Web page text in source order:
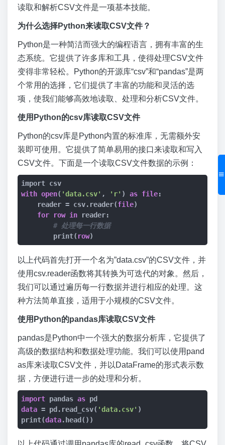
读取和解析CSV文件是一项基本技能。
为什么选择Python来读取CSV文件？
Python是一种简洁而强大的编程语言，拥有丰富的生
态系统。它提供了许多库和工具，使得处理CSV文件
变得非常轻松。Python的开源库“csv”和“pandas”是两
个常用的选择，它们提供了丰富的功能和灵活的选
项，使我们能够高效地读取、处理和分析CSV文件。
使用Python的csv库读取CSV文件
Python的csv库是Python内置的标准库，无需额外安
装即可使用。它提供了简单易用的接口来读取和写入
CSV文件。下面是一个读取CSV文件数据的示例：
with open( 'data.csv' , 'r' ) as file:
    reader = csv.reader(
file)
for
row in reader:
# 处理每一行数据
        print(
row
以上代码首先打开一个名为”data.csv”的CSV文件，并
使用csv.reader函数将其转换为可迭代的对象。然后，
我们可以通过遍历每一行数据并进行相应的处理。这
种方法简单直接，适用于小规模的CSV文件。
使用Python的pandas库读取CSV文件
pandas是Python中一个强大的数据分析库，它提供了
高级的数据结构和数据处理功能。我们可以使用pand
as库来读取CSV文件，并以DataFrame的形式表示数
据，方便进行进一步的处理和分析。
import pandas as
data = pd.read_csv( 'data.csv' )
print(data